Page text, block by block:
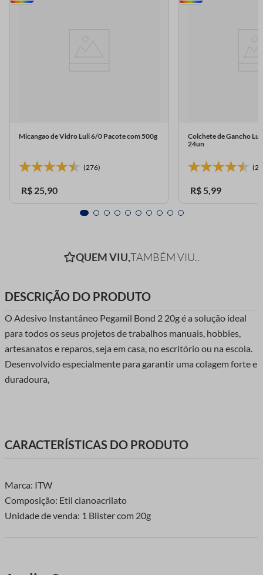
Micangao de Vidro Luli 6/0 Pacote com 500g
(276)
R$ 25,90
Colchete de Gancho
24un
R$ 5,99
QUEM VIU,TAMBÉM VIU..
DESCRIÇÃO DO PRODUTO
O Adesivo Instantâneo Pegamil Bond 2 20g é a solução ideal
para todos os seus projetos de trabalhos manuais, hobbies,
artesanatos e reparos, seja em casa, no escritório ou na escola.
Desenvolvido especialmente para garantir uma colagem forte e
duradoura,
CARACTERÍSTICAS DO PRODUTO
Marca: ITW
Composição: Etil cianoacrilato
Unidade de venda: 1 Blister com 20g